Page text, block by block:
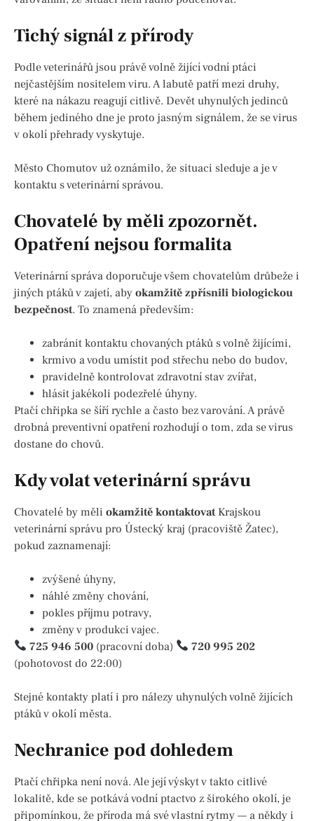
Tichý signál z přírody
Podle veterinářů jsou právě volně žijící vodní ptáci
nejčastějším nositelem viru. A labutě patří mezi druhy,
které na nákazu reagují citlivě. Devět uhynulých jedinců
během jediného dne je proto jasným signálem, že se virus
v okolí přehrady vyskytuje.
Město Chomutov už oznámilo, že situaci sleduje a je v
kontaktu s veterinární správou.
Chovatelé by měli zpozornět.
Opatření nejsou formalita
Veterinární správa doporučuje všem chovatelům drůbeže i
jiných ptáků v zajetí, aby okamžitě zpřísnili biologickou
bezpečnost. To znamená především:
zabránit kontaktu chovaných ptáků s volně žijícími,
krmivo a vodu umístit pod střechu nebo do budov,
pravidelně kontrolovat zdravotní stav zvířat,
hlásit jakékoli podezřelé úhyny.
Ptačí chřipka se šíří rychle a často bez varování. A právě
drobná preventivní opatření rozhodují o tom, zda se virus
dostane do chovů.
Kdy volat veterinární správu
Chovatelé by měli okamžitě kontaktovatKrajskou
veterinární správu pro Ústecký kraj (pracoviště Žatec),
pokud zaznamenají:
zvýšené úhyny,
náhlé změny chování,
pokles příjmu potravy,
změny v produkci vajec.
725 946 500 (pracovní doba)
720 995 202
(pohotovost do 22:00)
Stejné kontakty platí i pro nálezy uhynulých volně žijících
ptáků v okolí města.
Nechranice pod dohledem
Ptačí chřipka není nová. Ale její výskyt v takto citlivé
lokalitě, kde se potkává vodní ptactvo z širokého okolí, je
připomínkou, že příroda má své vlastní rytmy — a někdy i